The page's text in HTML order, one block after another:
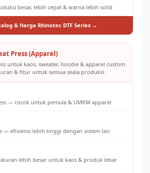
besar, lebih cepat & warna lebih solid
& Harga Rhinotec DTF Series →
Press (Apparel)
untuk kaos, sweater, hoodie & apparel custom
& fitur untuk semua skala produksi.
— cocok untuk pemula & UMKM apparel
— efisiensi lebih tinggi dengan sistem laci
lebih besar untuk kaos & produk lebar